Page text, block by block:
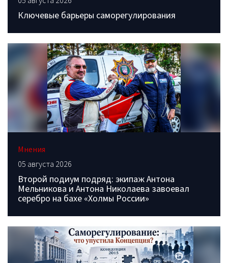
Ключевые барьеры саморегулирования
Мнения
05 августа 2026
Второй подиум подряд: экипаж Антона
Мельникова и Антона Николаева завоевал
серебро на бахе «Холмы России»